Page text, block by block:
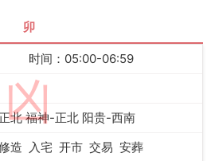
卯
凶
时间：05:00-06:59
北 福神-正北 阳贵-西南
造 入宅 开市 交易 安葬